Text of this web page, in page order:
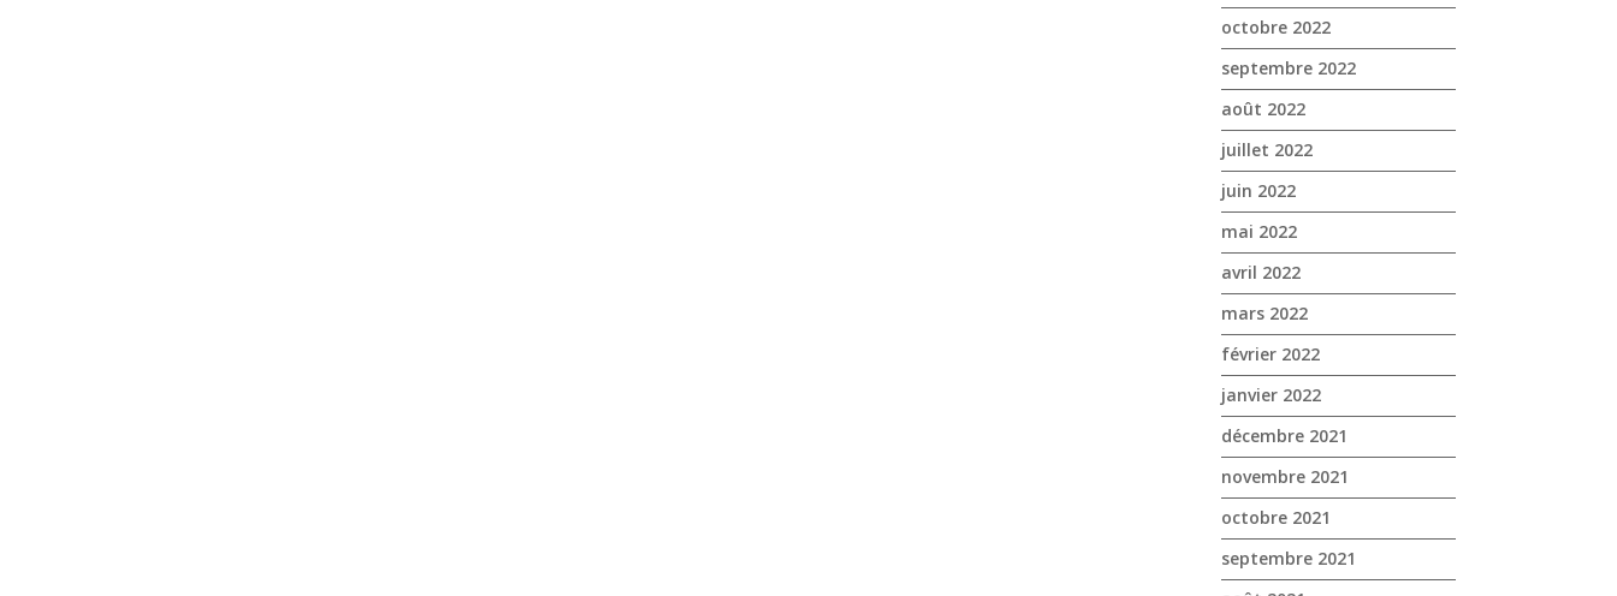
octobre 2022
septembre 2022
août 2022
juillet 2022
juin 2022
mai 2022
avril 2022
mars 2022
février 2022
janvier 2022
décembre 2021
novembre 2021
octobre 2021
septembre 2021